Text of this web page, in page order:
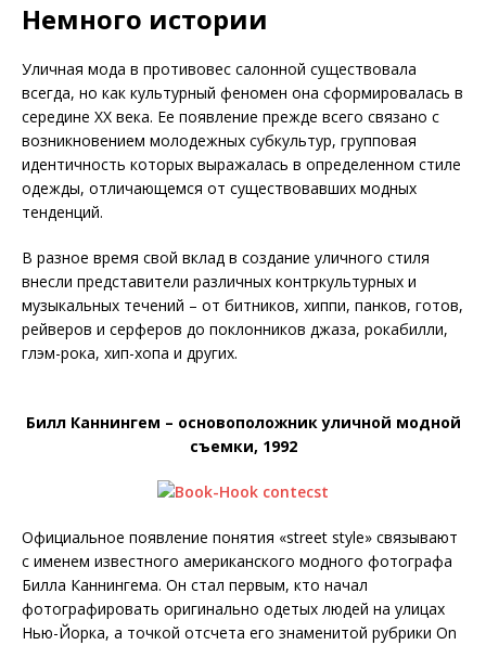
Немного истории
Уличная мода в противовес салонной существовала
всегда, но как культурный феномен она сформировалась в
середине ХХ века. Ее появление прежде всего связано с
возникновением молодежных субкультур, групповая
идентичность которых выражалась в определенном стиле
одежды, отличающемся от существовавших модных
тенденций.
В разное время свой вклад в создание уличного стиля
внесли представители различных контркультурных и
музыкальных течений – от битников, хиппи, панков, готов,
рейверов и серферов до поклонников джаза, рокабилли,
глэм-рока, хип-хопа и других.
Билл Каннингем – основоположник уличной модной
съемки, 1992
Официальное появление понятия «street style» связывают
с именем известного американского модного фотографа
Билла Каннингема. Он стал первым, кто начал
фотографировать оригинально одетых людей на улицах
Нью-Йорка, а точкой отсчета его знаменитой рубрики On